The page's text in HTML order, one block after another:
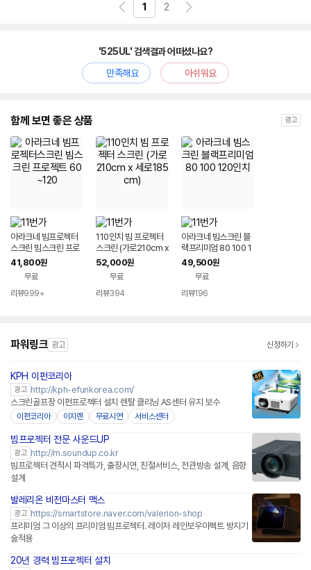
1 2
'525UL' 검색결과 어떠셨나요?
만족해요
아쉬워요
함께 보면 좋은 상품 광고
아라크네 빔프로젝터
스크린 빔스크린 프로
젝트 60~120
41,800원
무료
리뷰999+
110인치 빔 프로젝터
스크린 (가로210cm x
세로185cm)
52,000원
무료
리뷰394
아라크네 빔스크린 블
랙프리미엄 80 100 1
20인치
49,500원
무료
리뷰196
파워링크 광고 신청하기
KPH 이펀코리아
광고 http://kph-efunkorea.com/
스크린골프장 이펀프로젝터 설치 렌탈 클리닝 AS센터 유지 보수
이펀코리아 이지렌 무료시연 서비스센터
빔프로젝터 전문 사운드UP
광고 http://m.soundup.co.kr
빔프로젝터 견적시 파격특가, 출장시연, 친절서비스, 전관방송 설계, 음향
설계
발레리온 비전마스터 맥스
광고 https://smartstore.naver.com/valerion-shop
프리미엄 그 이상의 프리미엄 빔프로젝터. 레이저 레인보우이펙트 방지기
술적용
20년 경력 빔프로젝터 설치